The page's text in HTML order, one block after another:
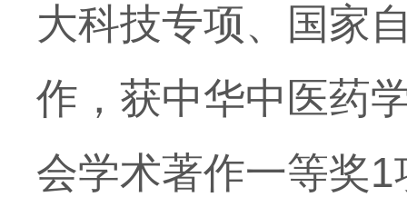
大科技专项、国家
作，获中华中医药
会学术著作一等奖